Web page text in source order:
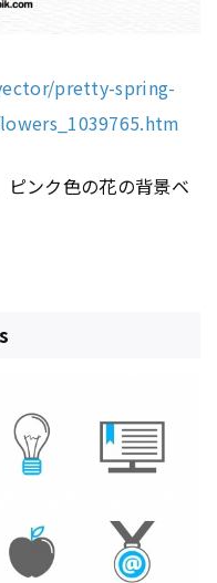
pretty-spring-
ンク色の花の背景ベ